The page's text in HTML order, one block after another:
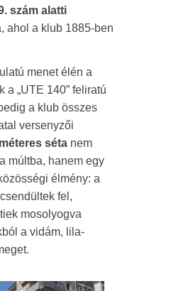
szám alatti
ahol a klub 1885-ben
menet élén a
a „UTE 140” feliratú
a klub összes
versenyzői
séta nem
múltba, hanem egy
élmény: a
fel,
mosolyogva
a vidám, lila-